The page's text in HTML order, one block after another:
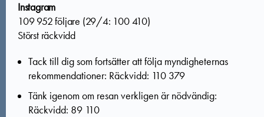
Instagram
109 952 följare (29/4: 100 410)
Störst räckvidd
Tack till dig som fortsätter att följa myndigheternas
rekommendationer: Räckvidd: 110 379
Tänk igenom om resan verkligen är nödvändig:
Räckvidd: 89 110